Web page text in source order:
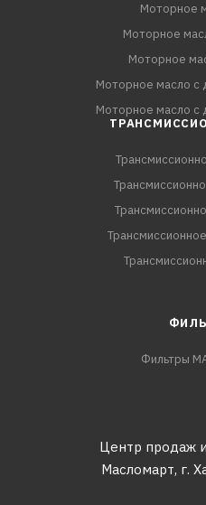
Моторное
Моторное
Моторное
Моторное масло с
Моторное масло с
Фильтры
Центр продаж
Масломарт, г.